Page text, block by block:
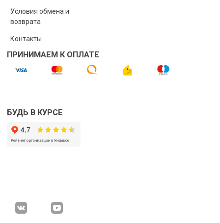
Условия обмена и
возврата
Контакты
ПРИНИМАЕМ К ОПЛАТЕ
БУДЬ В КУРСЕ